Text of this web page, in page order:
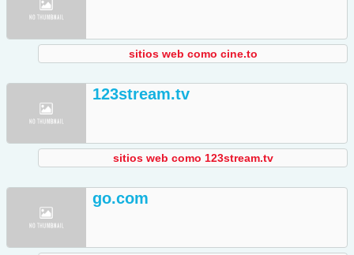
sitios web como cine.to
123stream.tv
sitios web como 123stream.tv
go.com